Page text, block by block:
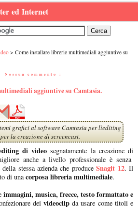
ed Internet
Come installare librerie multimediali aggiuntive su
Nessun commento :
aggiuntive su Camtasia.
grafici al software Camtasia per lìediting
la creazione di screencast.
di video segnatamente la creazione di
anche a livello professionale è senza
stessa azienda che produceSnagit 12. Il
di unacorposa libreria multimediale.
immagini, musica, frecce, testo formattato e
deivideoclip da usare come titoli e